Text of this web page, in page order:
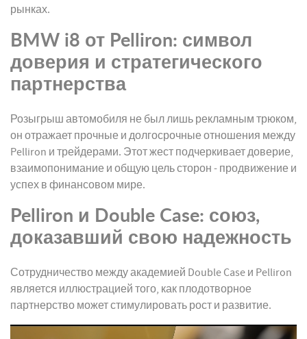
рынках.
BMW i8 от Pelliron: символ
доверия и стратегического
партнерства
Розыгрыш автомобиля не был лишь рекламным трюком,
он отражает прочные и долгосрочные отношения между
Pelliron и трейдерами. Этот жест подчеркивает доверие,
взаимопонимание и общую цель сторон - продвижение и
успех в финансовом мире.
Pelliron и Double Case: союз,
доказавший свою надежность
Сотрудничество между академией Double Case и Pelliron
является иллюстрацией того, как плодотворное
партнерство может стимулировать рост и развитие.